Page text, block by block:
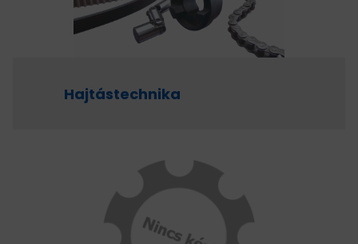
Hajtástechnika